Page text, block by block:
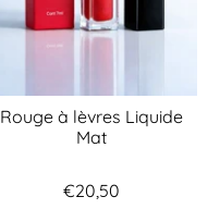
Rouge à lèvres Liquide
Mat
€20,50